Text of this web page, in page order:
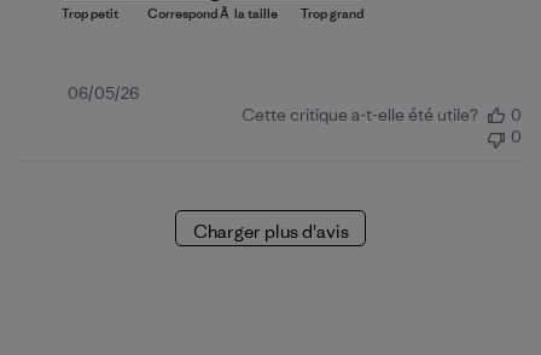
Date
06/05/26
Cette critique a-t-elle été utile?
0
0
Charger plus d'avis